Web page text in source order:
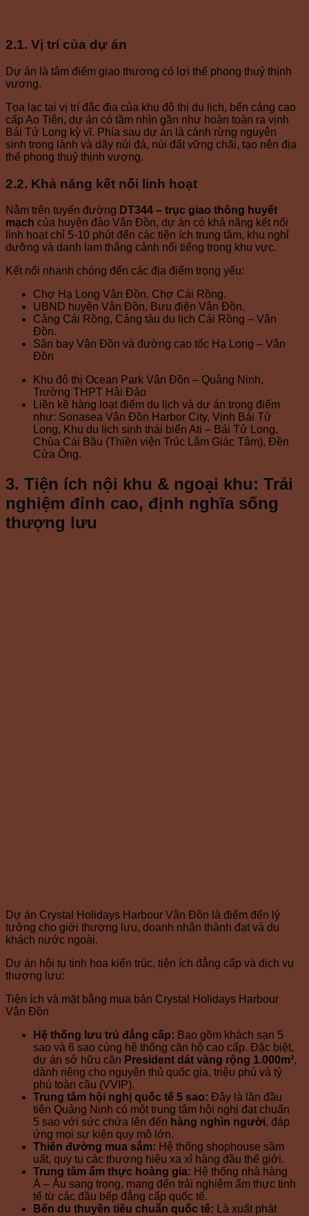
2.1. Vị trí của dự án
Dự án là tâm điểm giao thương có lợi thế phong thuỷ thịnh
vượng.
Tọa lạc tại vị trí đắc địa của khu đô thị du lịch, bến cảng cao
cấp Ao Tiên, dự án có tầm nhìn gần như hoàn toàn ra vịnh
Bái Tử Long kỳ vĩ. Phía sau dự án là cánh rừng nguyên
sinh trong lành và dãy núi đá, núi đất vững chãi, tạo nên địa
thế phong thuỷ thịnh vượng.
2.2. Khả năng kết nối linh hoạt
Nằm trên tuyến đường DT344 – trục giao thông huyết
mạch của huyện đảo Vân Đồn, dự án có khả năng kết nối
linh hoạt chỉ 5-10 phút đến các tiện ích trung tâm, khu nghỉ
dưỡng và danh lam thắng cảnh nổi tiếng trong khu vực.
Kết nối nhanh chóng đến các địa điểm trọng yếu:
Chợ Hạ Long Vân Đồn, Chợ Cái Rồng.
UBND huyện Vân Đồn, Bưu điện Vân Đồn.
Cảng Cái Rồng, Cảng tàu du lịch Cái Rồng – Vân
Đồn.
Sân bay Vân Đồn và đường cao tốc Hạ Long – Vân
Đồn
Khu đô thị Ocean Park Vân Đồn – Quảng Ninh,
Trường THPT Hải Đảo
Liền kề hàng loạt điểm du lịch và dự án trọng điểm
như: Sonasea Vân Đồn Harbor City, Vịnh Bái Tử
Long, Khu du lịch sinh thái biển Ati – Bái Tử Long,
Chùa Cái Bầu (Thiền viện Trúc Lâm Giác Tâm), Đền
Cửa Ông.
3. Tiện ích nội khu & ngoại khu: Trải
nghiệm đỉnh cao, định nghĩa sống
thượng lưu
Dự án Crystal Holidays Harbour Vân Đồn là điểm đến lý
tưởng cho giới thượng lưu, doanh nhân thành đạt và du
khách nước ngoài.
Dự án hội tụ tinh hoa kiến trúc, tiện ích đẳng cấp và dịch vụ
thượng lưu:
Tiện ích và mặt bằng mua bán Crystal Holidays Harbour
Vân Đồn
Hệ thống lưu trú đẳng cấp: Bao gồm khách sạn 5
sao và 6 sao cùng hệ thống căn hộ cao cấp. Đặc biệt,
dự án sở hữu căn President dát vàng rộng 1.000m²,
dành riêng cho nguyên thủ quốc gia, triệu phú và tỷ
phú toàn cầu (VVIP).
Trung tâm hội nghị quốc tế 5 sao: Đây là lần đầu
tiên Quảng Ninh có một trung tâm hội nghị đạt chuẩn
5 sao với sức chứa lên đến hàng nghìn người, đáp
ứng mọi sự kiện quy mô lớn.
Thiên đường mua sắm: Hệ thống shophouse sầm
uất, quy tụ các thương hiệu xa xỉ hàng đầu thế giới.
Trung tâm ẩm thực hoàng gia: Hệ thống nhà hàng
Á – Âu sang trọng, mang đến trải nghiệm ẩm thực tinh
tế từ các đầu bếp đẳng cấp quốc tế.
Bến du thuyền tiêu chuẩn quốc tế: Là xuất phát